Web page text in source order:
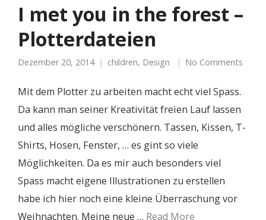
I met you in the forest –
Plotterdateien
Dezember 20, 2014 children, Design No Comments
Mit dem Plotter zu arbeiten macht echt viel Spass.
Da kann man seiner Kreativität freien Lauf lassen
und alles mögliche verschönern. Tassen, Kissen, T-
Shirts, Hosen, Fenster, … es gint so viele
Möglichkeiten. Da es mir auch besonders viel
Spass macht eigene Illustrationen zu erstellen
habe ich hier noch eine kleine Überraschung vor
Weihnachten. Meine neue … Read More